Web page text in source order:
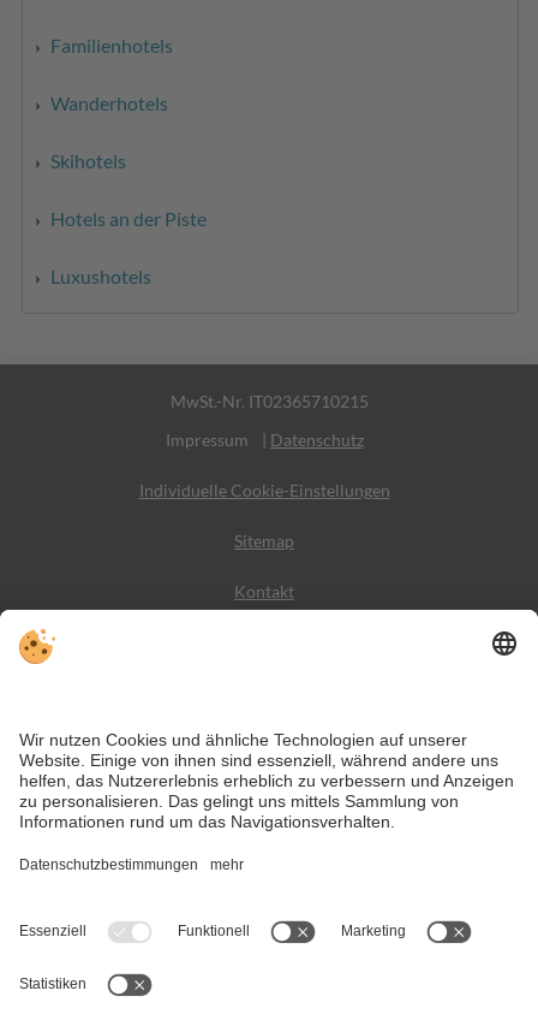
Familienhotels
Wanderhotels
Skihotels
Hotels an der Piste
Luxushotels
MwSt.-Nr. IT02365710215
Impressum
| Datenschutz
Individuelle Cookie-Einstellungen
Sitemap
Kontakt
VIVODolomiti ist das Reiseportal für unvergesslichen
Bergurlaub – mit Unterkünften und Angeboten in den
Dolomiten, im UNESCO Weltnaturerbe.
Trotz genauer Arbeit und ständigem Aktualisieren der Inhalte, können Fehler
auftreten. Wir übernehmen keine Gewähr für die Richtigkeit und
Vollständigkeit aller Informationen.
Informieren Sie sich sicherheitshalber nochmals beim Veranstalter vor Ort